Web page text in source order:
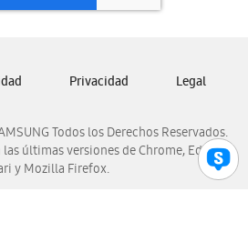
Panamá
Venezuela
Todos los Derechos Reservados.
últimas versiones de Chrome, Edge,
y Mozilla Firefox.
Privacidad Legal